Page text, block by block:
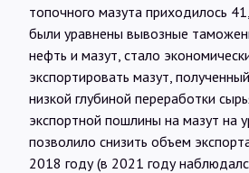
топочного мазута приходилось
были уравнены вывозные
нефть и мазут, стало
экспортировать мазут,
низкой глубиной переработки
экспортной пошлины на мазут на
позволило снизить объем
2018 году (в 2021 году